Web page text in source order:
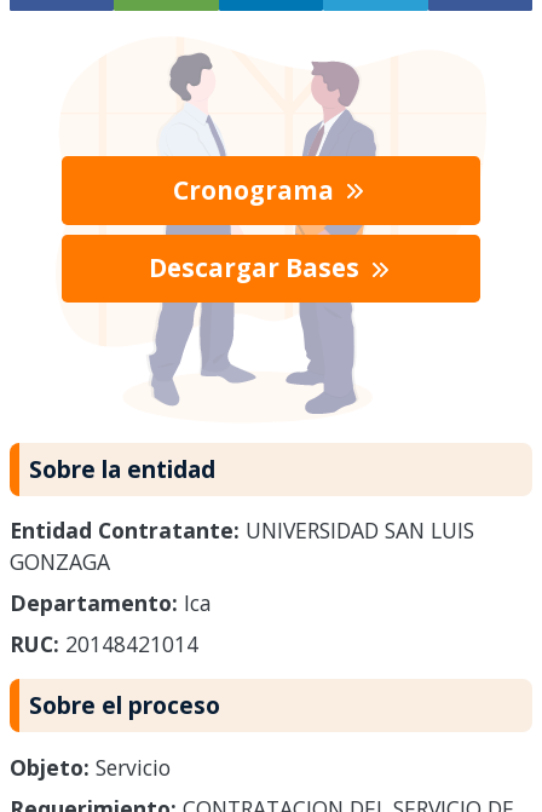
Cronograma
Descargar Bases
Sobre la entidad
Entidad Contratante: UNIVERSIDAD SAN LUIS
GONZAGA
Departamento: Ica
RUC: 20148421014
Sobre el proceso
Objeto: Servicio